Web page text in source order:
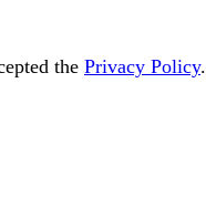
the Privacy Policy.